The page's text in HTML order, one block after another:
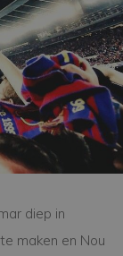
diep in
maken en Nou